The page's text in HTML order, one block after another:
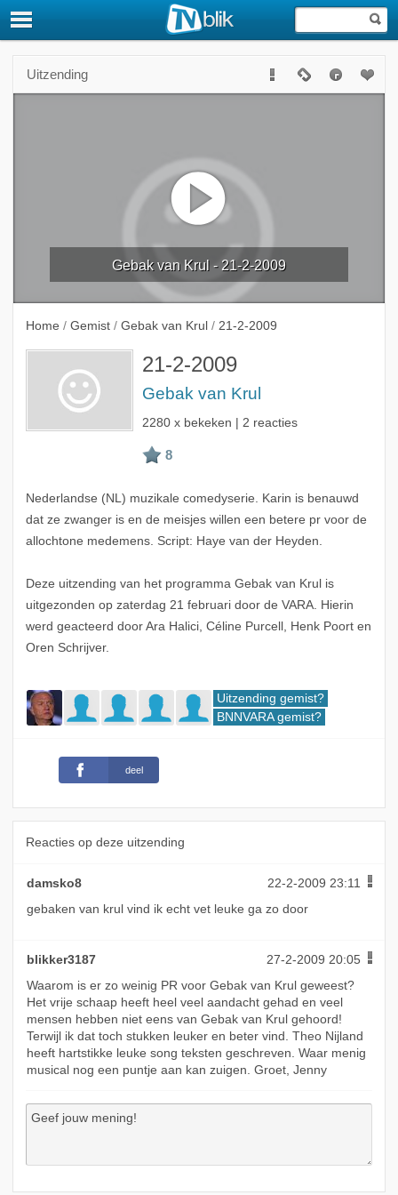
Uitzending
Gebak van Krul - 21-2-2009
Home / Gemist / Gebak van Krul / 21-2-2009
21-2-2009
Gebak van Krul
2280 x bekeken | 2 reacties
Nederlandse (NL) muzikale comedyserie. Karin is benauwd
dat ze zwanger is en de meisjes willen een betere pr voor de
allochtone medemens. Script: Haye van der Heyden.
Deze uitzending van het programma Gebak van Krul is
uitgezonden op zaterdag 21 februari door de VARA. Hierin
werd geacteerd door Ara Halici, Céline Purcell, Henk Poort en
Oren Schrijver.
Uitzending gemist?
BNNVARA gemist?
deel
Reacties op deze uitzending
damsko8
22-2-2009 23:11
gebaken van krul vind ik echt vet leuke ga zo door
blikker3187
27-2-2009 20:05
Waarom is er zo weinig PR voor Gebak van Krul geweest?
Het vrije schaap heeft heel veel aandacht gehad en veel
mensen hebben niet eens van Gebak van Krul gehoord!
Terwijl ik dat toch stukken leuker en beter vind. Theo Nijland
heeft hartstikke leuke song teksten geschreven. Waar menig
musical nog een puntje aan kan zuigen. Groet, Jenny